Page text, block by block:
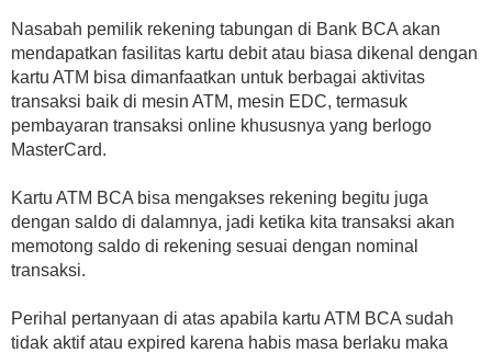
Nasabah pemilik rekening tabungan di Bank BCA akan
mendapatkan fasilitas kartu debit atau biasa dikenal dengan
kartu ATM bisa dimanfaatkan untuk berbagai aktivitas
transaksi baik di mesin ATM, mesin EDC, termasuk
pembayaran transaksi online khususnya yang berlogo
MasterCard.
Kartu ATM BCA bisa mengakses rekening begitu juga
dengan saldo di dalamnya, jadi ketika kita transaksi akan
memotong saldo di rekening sesuai dengan nominal
transaksi.
Perihal pertanyaan di atas apabila kartu ATM BCA sudah
tidak aktif atau expired karena habis masa berlaku maka